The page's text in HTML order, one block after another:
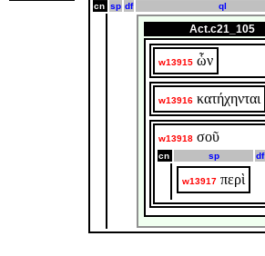
cn sp df ql
Act.c21_105
w13915 ὧν
w13916 κατήχηνται
w13918 σοῦ
cn sp df
w13917 περὶ